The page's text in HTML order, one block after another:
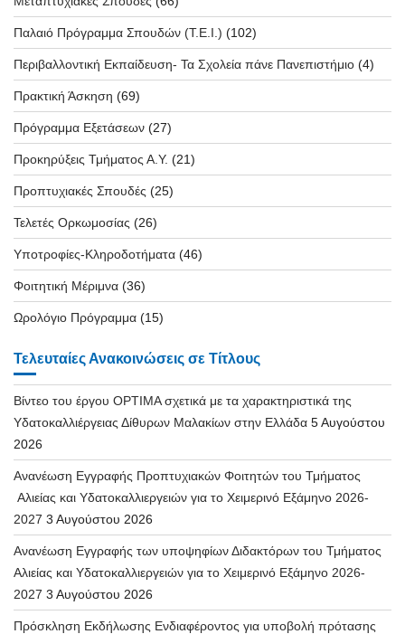
Παλαιό Πρόγραμμα Σπουδών (T.E.I.) (102)
Περιβαλλοντική Εκπαίδευση- Τα Σχολεία πάνε Πανεπιστήμιο (4)
Πρακτική Άσκηση (69)
Πρόγραμμα Εξετάσεων (27)
Προκηρύξεις Τμήματος Α.Υ. (21)
Προπτυχιακές Σπουδές (25)
Τελετές Ορκωμοσίας (26)
Υποτροφίες-Κληροδοτήματα (46)
Φοιτητική Μέριμνα (36)
Ωρολόγιο Πρόγραμμα (15)
Τελευταίες Ανακοινώσεις σε Τίτλους
Βίντεο του έργου OPTIMA σχετικά με τα χαρακτηριστικά της
Υδατοκαλλιέργειας Δίθυρων Μαλακίων στην Ελλάδα 5 Αυγούστου
2026
Ανανέωση Εγγραφής Προπτυχιακών Φοιτητών του Τμήματος
Αλιείας και Υδατοκαλλιεργειών για το Χειμερινό Εξάμηνο 2026-
2027 3 Αυγούστου 2026
Ανανέωση Εγγραφής των υποψηφίων Διδακτόρων του Τμήματος
Αλιείας και Υδατοκαλλιεργειών για το Χειμερινό Εξάμηνο 2026-
2027 3 Αυγούστου 2026
Πρόσκληση Εκδήλωσης Ενδιαφέροντος για υποβολή πρότασης